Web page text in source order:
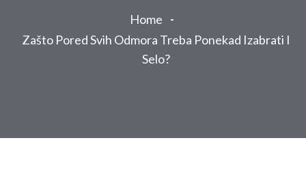
Home
Zašto Pored Svih Odmora Treba Ponekad Izabrati I
Selo?